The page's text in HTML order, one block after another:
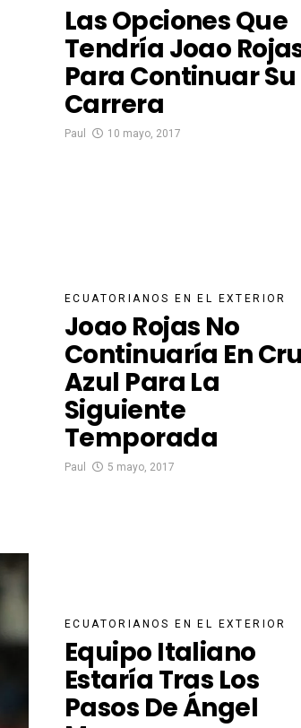
Las Opciones Que
Tendría Joao
Para Continuar Su
Carrera
Paul 10 mayo, 2017
ECUATORIANOS EN EL EXTERIOR
Joao Rojas No
Continuaría En
Azul Para La
Siguiente
Temporada
Paul 5 mayo, 2017
ECUATORIANOS EN EL EXTERIOR
Equipo Italiano
Estaría Tras Los
Pasos De Ángel